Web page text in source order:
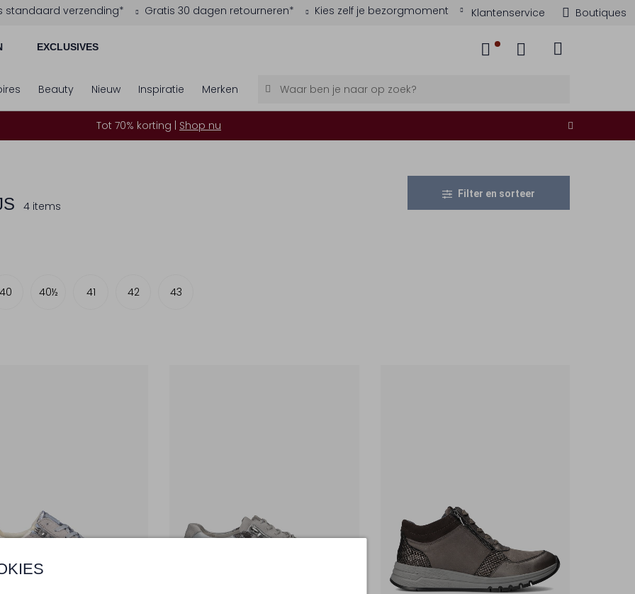
standaard verzending* Gratis 30 dagen retourneren* Kies zelf je bezorgmoment Klantenservice Boutiques
EXCLUSIVES
Beauty Nieuw Inspiratie Merken
Tot 70% korting | Shop nu
4 items
Filter en sorteer
40 40½ 41 42 43